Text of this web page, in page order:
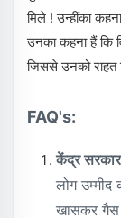
मिले ! उन्हींका
उनका कहना हैं कि
जिससे उनको
FAQ's:
केंद्र
लोग उम्मीद
खासकर गैस